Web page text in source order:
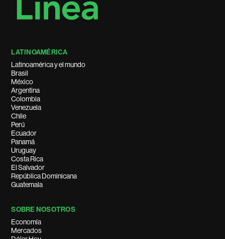
LATINOAMÉRICA
Latinoamérica y el mundo
Brasil
México
Argentina
Colombia
Venezuela
Chile
Perú
Ecuador
Panamá
Uruguay
Costa Rica
El Salvador
República Dominicana
Guatemala
SOBRE NOSOTROS
Economía
Mercados